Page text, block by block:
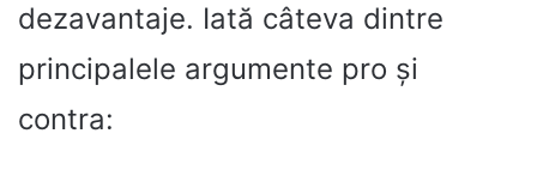
dezavantaje. Iată câteva dintre
principalele argumente pro și
contra: